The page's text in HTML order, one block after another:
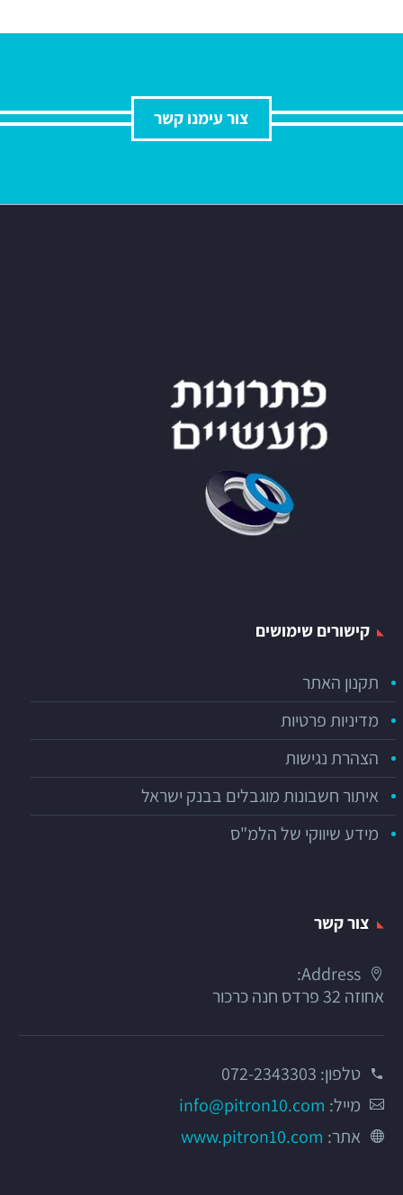
צור עימנו קשר
קישורים שימושים
תקנון האתר
מדיניות פרטיות
הצהרת נגישות
איתור חשבונות מוגבלים בבנק ישראל
מידע שיווקי של הלמ"ס
צור קשר
Address:
אחוזה 32 פרדס חנה כרכור
טלפון: 072-2343303
מייל: info@pitron10.com
אתר: www.pitron10.com